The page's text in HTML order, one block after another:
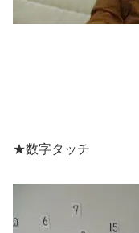
★数字タッチ